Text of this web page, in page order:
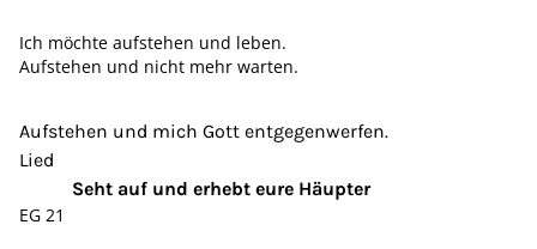
Ich möchte aufstehen und leben.
Aufstehen und nicht mehr warten.
Aufstehen und mich Gott entgegenwerfen.
Lied
Seht auf und erhebt eure Häupter
EG 21